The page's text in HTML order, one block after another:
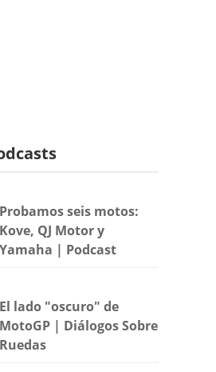
Probamos seis motos:
Kove, QJ Motor y
Yamaha | Podcast
El lado "oscuro" de
MotoGP | Diálogos Sobre
Ruedas